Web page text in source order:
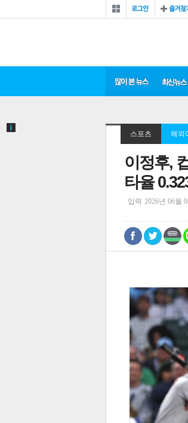
로그 즐겨찾
많이 본 뉴스 최신 뉴
스포츠 해외
이정후,
타율
입력 2026년 06월
0